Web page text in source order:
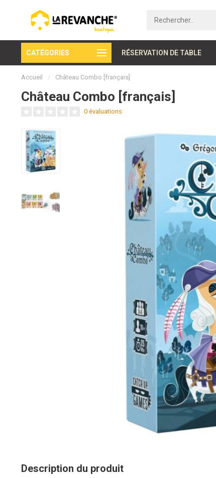
CATÉGORIES RÉSERVATION DE TABLE
Paiement sécurisé
Accueil / Château Combo [français]
Château Combo [français]
0 évaluations
Description du produit